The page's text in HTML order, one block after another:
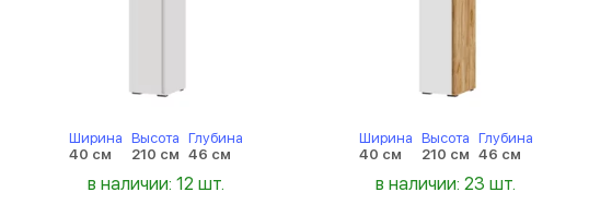
Ширина
40 см
Высота
210 см
Глубина
46 см
в наличии: 12 шт.
Ширина
40 см
Высота
210 см
Глубина
46 см
в наличии: 23 шт.